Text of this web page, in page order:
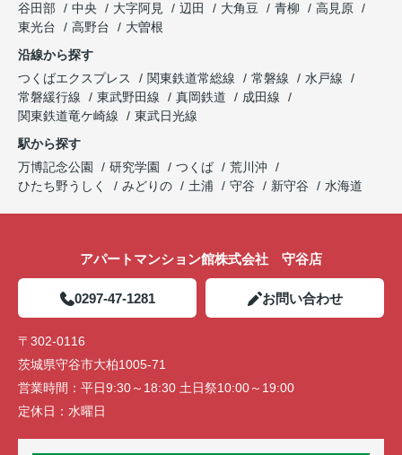
谷田部
中央 大字阿見 辺田 大角豆 青柳
高見原
東光台
高野台
大曽根
沿線から探す
つくばエクスプレス
関東鉄道常総線 常磐線
水戸線
常磐緩行線
東武野田線 真岡鉄道
成田線
関東鉄道竜ケ崎線
東武日光線
駅から探す
万博記念公園
研究学園 つくば
荒川沖
ひたち野うしく
みどりの 土浦 守谷 新守谷 水海道
アパートマンション館株式会社 守谷店
0297-47-1281 お問い合わせ
〒302-0116
茨城県守谷市大柏1005-71
営業時間： 平日9:30～18:30 土日祭10:00～19:00
定休日： 水曜日